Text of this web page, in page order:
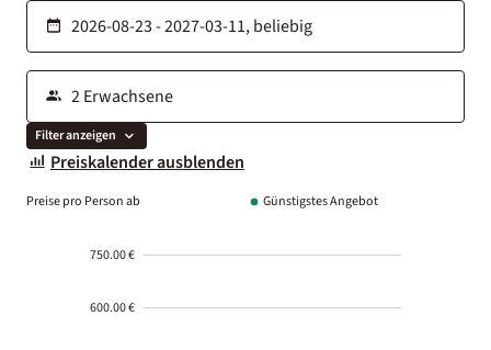
Filter anzeigen
Preiskalender ausblenden
Preise pro Person ab Günstigstes Angebot
750.00 €
600.00 €